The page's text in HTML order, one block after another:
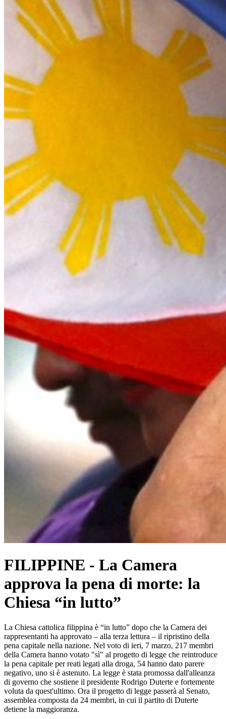
FILIPPINE - La Camera
approva la pena di morte: la
Chiesa “in lutto”
La Chiesa cattolica filippina è “in lutto” dopo che la Camera dei
rappresentanti ha approvato – alla terza lettura – il ripristino della
pena capitale nella nazione. Nel voto di ieri, 7 marzo, 217 membri
della Camera hanno votato "sì" al progetto di legge che reintroduce
la pena capitale per reati legati alla droga, 54 hanno dato parere
negativo, uno si è astenuto. La legge è stata promossa dall'alleanza
di governo che sostiene il presidente Rodrigo Duterte e fortemente
voluta da quest'ultimo. Ora il progetto di legge passerà al Senato,
assemblea composta da 24 membri, in cui il partito di Duterte
detiene la maggioranza.